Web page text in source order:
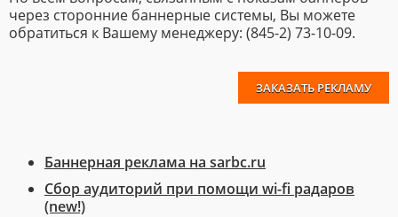
через сторонние баннерные системы, Вы можете
обратиться к Вашему менеджеру: (845-2) 73-10-09.
ЗАКАЗАТЬ РЕКЛАМУ
Баннерная реклама на sarbc.ru
Сбор аудиторий при помощи wi-fi радаров
(new!)